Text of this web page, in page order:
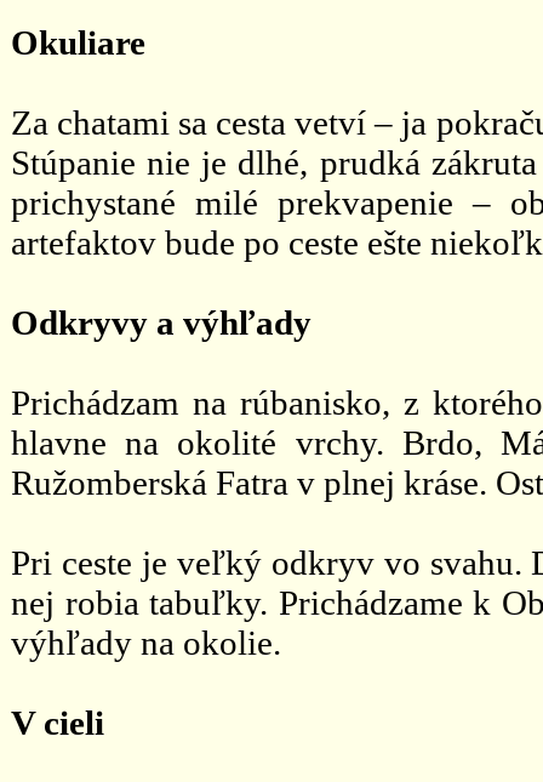
Okuliare
Za chatami sa cesta vetví – ja
Stúpanie nie je dlhé, prudká
prichystané milé prekvapenie –
artefaktov bude po ceste ešte
Odkryvy a výhľady
Prichádzam na rúbanisko, z
hlavne na okolité vrchy. Brdo,
Ružomberská Fatra v plnej kráse.
Pri ceste je veľký odkryv vo svahu.
nej robia tabuľky. Prichádzame k
výhľady na okolie.
V cieli